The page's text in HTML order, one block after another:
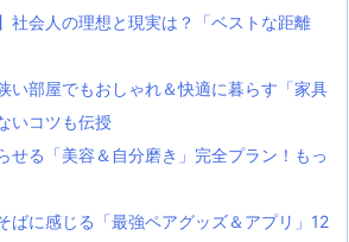
社会人の理想と現実は？「ベストな距離
い部屋でもおしゃれ＆快適に暮らす「家具
いコツも伝授
せる「美容＆自分磨き」完全プラン！もっ
ばに感じる「最強ペアグッズ＆アプリ」12